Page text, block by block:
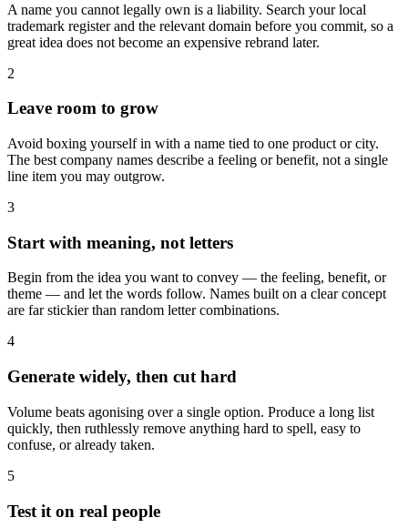
A name you cannot legally own is a liability. Search your local
trademark register and the relevant domain before you commit, so a
great idea does not become an expensive rebrand later.
2
Leave room to grow
Avoid boxing yourself in with a name tied to one product or city.
The best company names describe a feeling or benefit, not a single
line item you may outgrow.
3
Start with meaning, not letters
Begin from the idea you want to convey — the feeling, benefit, or
theme — and let the words follow. Names built on a clear concept
are far stickier than random letter combinations.
4
Generate widely, then cut hard
Volume beats agonising over a single option. Produce a long list
quickly, then ruthlessly remove anything hard to spell, easy to
confuse, or already taken.
5
Test it on real people